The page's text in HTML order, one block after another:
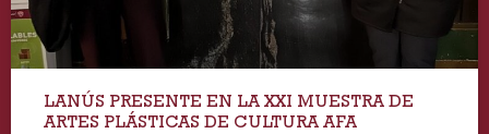
LANÚS PRESENTE EN LA XXI MUESTRA DE
ARTES PLÁSTICAS DE CULTURA AFA